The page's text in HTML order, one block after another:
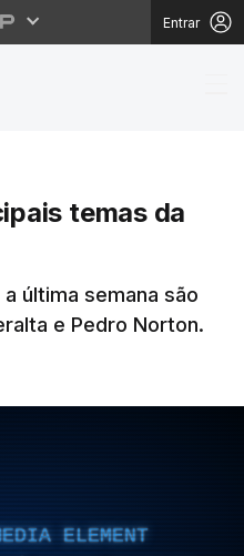
Entrar
temas da
última semana são
e Pedro Norton.
ELEMENT